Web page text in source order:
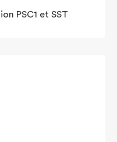
PSC1 et SST